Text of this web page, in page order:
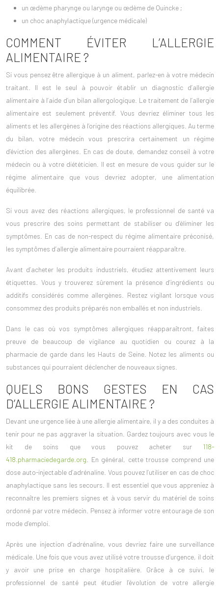
un œdème pharynge ou larynge ou œdème de Quincke ;
un choc anaphylactique (urgence médicale)
COMMENT ÉVITER L’ALLERGIE
ALIMENTAIRE ?
Si vous pensez être allergique à un aliment, parlez-en à votre médecin
traitant. Il est le seul à pouvoir établir un diagnostic d’allergie
alimentaire à l’aide d’un bilan allergologique. Le traitement de l’allergie
alimentaire est seulement préventif. Vous devriez éliminer tous les
aliments et les allergènes à l’origine des réactions allergiques. Au terme
du bilan, votre médecin vous prescrira certainement un régime
d’éviction des allergènes. En cas de doute, demandez conseil à votre
médecin ou à votre diététicien. Il est en mesure de vous guider sur le
régime alimentaire que vous devriez adopter, une alimentation
équilibrée.
Si vous avez des réactions allergiques, le professionnel de santé va
vous prescrire des soins permettant de stabiliser ou d’éliminer les
symptômes. En cas de non-respect du régime alimentaire préconisé,
les symptômes d’allergie alimentaire pourraient réapparaître.
Avant d’acheter les produits industriels, étudiez attentivement leurs
étiquettes. Vous y trouverez sûrement la présence d’ingrédients ou
additifs considérés comme allergènes. Restez vigilant lorsque vous
consommez des produits préparés non emballés et non industriels.
Dans le cas où vos symptômes allergiques réapparaîtront, faites
preuve de beaucoup de vigilance au quotidien ou courez à la
pharmacie de garde dans les Hauts de Seine. Notez les aliments ou
substances qui pourraient déclencher de nouveaux signes.
QUELS BONS GESTES EN CAS
D’ALLERGIE ALIMENTAIRE ?
Devant une urgence liée à une allergie alimentaire, il y a des conduites à
tenir pour ne pas aggraver la situation. Gardez toujours avec vous le
kit de soins que vous pouvez acheter sur 118-
418.pharmaciedegarde.org . En général, cette trousse comprend une
dose auto-injectable d’adrénaline. Vous pouvez l’utiliser en cas de choc
anaphylactique sans les secours. Il est essentiel que vous appreniez à
reconnaître les premiers signes et à vous servir du matériel de soins
ordonné par votre médecin. Pensez à informer votre entourage de son
mode d’emploi.
Après une injection d’adrénaline, vous devriez faire une surveillance
médicale. Une fois que vous avez utilisé votre trousse d’urgence, il doit
y avoir une prise en charge hospitalière. Grâce à ce suivi, le
professionnel de santé peut étudier l’évolution de votre allergie